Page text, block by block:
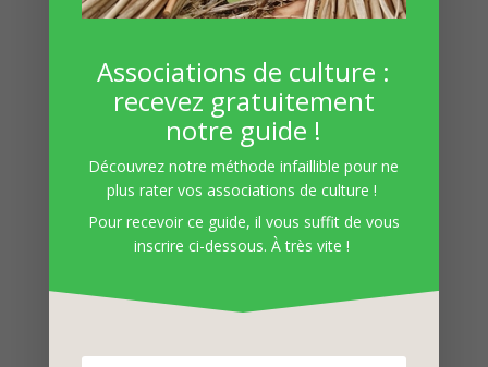
Vous y trouverez unedéfinition simple de la
cerner le principe et pourquoi pas l’appliquer
dans votre vie !
En espérant que cesprécisions sur la
permaculturevous ont aider, n’hésitez pas à
découvrir nos autresarticlespour inviter la
permaculture dans votre jardin !
Associations de culture :
recevez gratuitement
notre guide !
Découvrez notre méthode infaillible pour ne
plus rater vos associations de culture !
Pour recevoir ce guide, il vous suffit de vous
inscrire ci-dessous. À très vite !